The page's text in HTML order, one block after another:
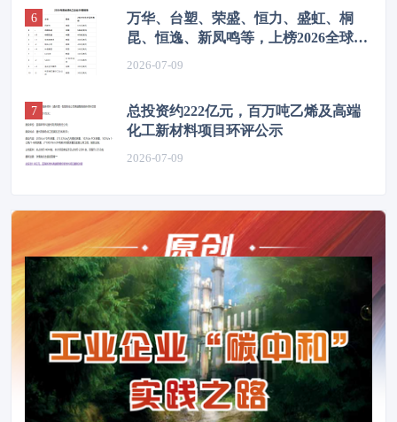
万华、台塑、荣盛、恒力、盛虹、桐
昆、恒逸、新凤鸣等，上榜2026全球化
2026-07-09
总投资约222亿元，百万吨乙烯及高端
化工新材料项目环评公示
2026-07-09